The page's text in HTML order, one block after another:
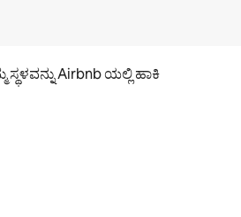
ಸ್ಥಳವನ್ನು Airbnb ಯಲ್ಲಿ ಹಾಕಿ